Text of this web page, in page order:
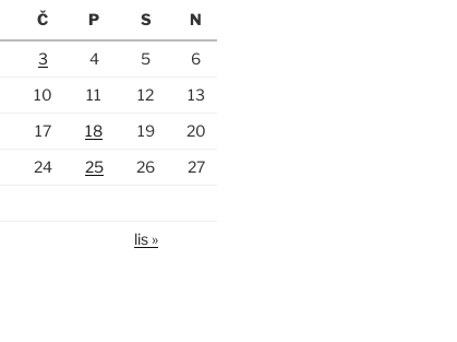
Č P S N
3 4 5
6
10 11 12
13
17 18 19
20
24 25 26
27
lis »